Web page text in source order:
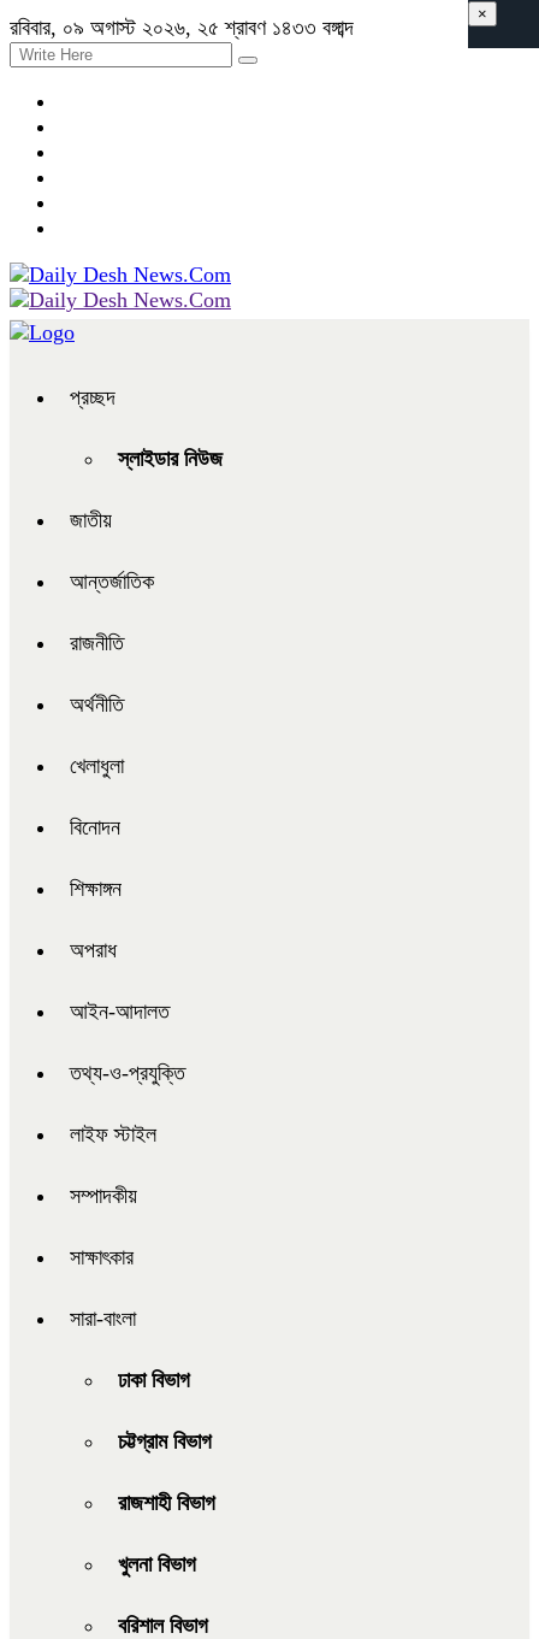
রবিবার, ০৯ অগাস্ট ২০২৬, ২৫ শ্রাবণ ১৪৩৩ বঙ্গাব্দ
প্রচ্ছদ
স্লাইডার নিউজ
জাতীয়
আন্তর্জাতিক
রাজনীতি
অর্থনীতি
খেলাধুলা
বিনোদন
শিক্ষাঙ্গন
অপরাধ
আইন-আদালত
তথ্য-ও-প্রযুক্তি
লাইফ স্টাইল
সম্পাদকীয়
সাক্ষাৎকার
সারা-বাংলা
ঢাকা বিভাগ
চট্টগ্রাম বিভাগ
রাজশাহী বিভাগ
খুলনা বিভাগ
বরিশাল বিভাগ
×